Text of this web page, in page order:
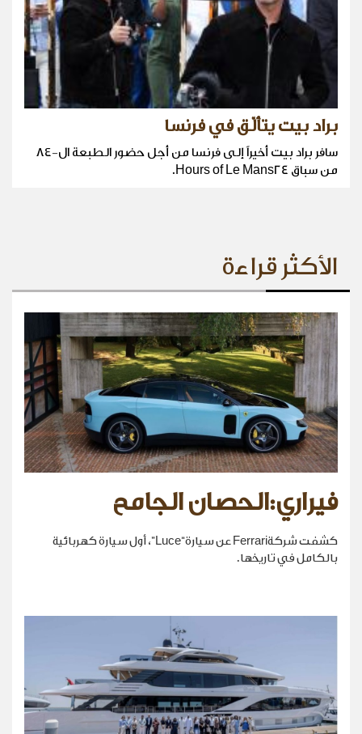
براد بيت يتألّق في فرنسا
سافر براد بيت أخيراً إلى فرنسا من أجل حضور الطبعة ال-٨٤
من سباق Hours of Le Mans24.
الأكثر قراءة
فيراري:الحصان الجامح
كشفت شركةFerrari عن سيارة“Luce”، أول سيارة كهربائية
بالكامل في تاريخها.